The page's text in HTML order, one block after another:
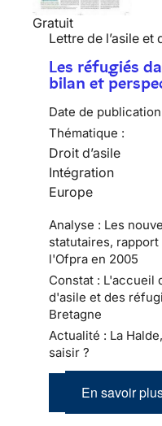
Gratuit
Lettre de l’asile et
Les réfugiés
bilan et
Date de
Thématique :
Droit d’asile
Intégration
Europe
Analyse : Les
statutaires,
l'Ofpra en 2005
Constat : L'accueil
d'asile et des
Bretagne
Actualité : La
saisir ?
En savoir